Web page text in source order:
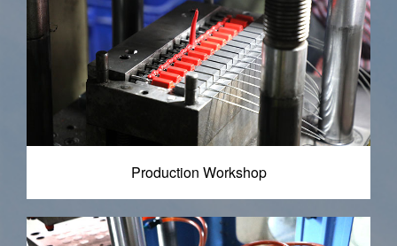
Production Workshop